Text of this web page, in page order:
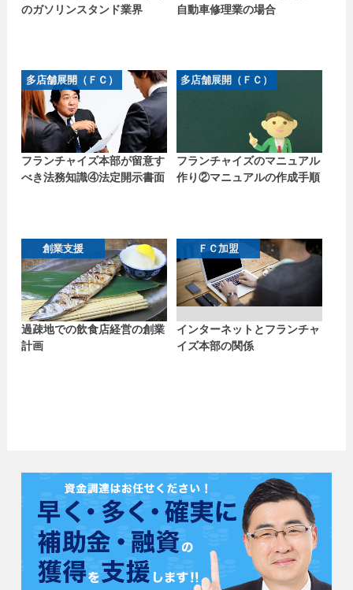
のガソリンスタンド業界
自動車修理業の場合
多店舗展開（ＦＣ）
フランチャイズ本部が留意す
べき法務知識④法定開示書面
多店舗展開（ＦＣ）
フランチャイズのマニュアル
作り②マニュアルの作成手順
創業支援
過疎地での飲食店経営の創業
計画
ＦＣ加盟
インターネットとフランチャ
イズ本部の関係